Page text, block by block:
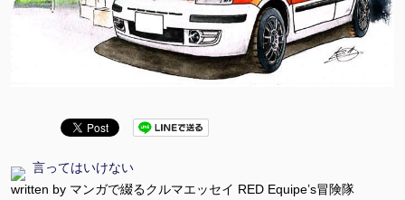
言ってはいけない
written by マンガで綴るクルマエッセイ RED Equipe’s冒険隊